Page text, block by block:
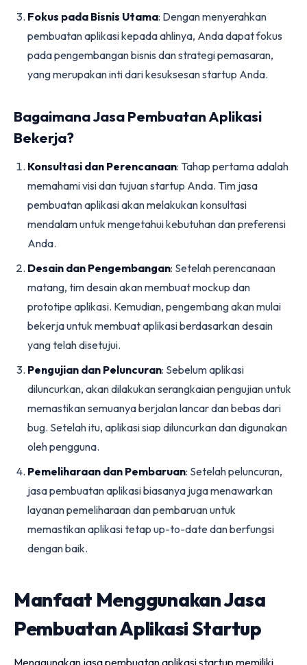
Fokus pada Bisnis Utama: Dengan menyerahkan
pembuatan aplikasi kepada ahlinya, Anda dapat fokus
pada pengembangan bisnis dan strategi pemasaran,
yang merupakan inti dari kesuksesan startup Anda.
Bagaimana Jasa Pembuatan Aplikasi
Bekerja?
Konsultasi dan Perencanaan: Tahap pertama adalah
memahami visi dan tujuan startup Anda. Tim jasa
pembuatan aplikasi akan melakukan konsultasi
mendalam untuk mengetahui kebutuhan dan preferensi
Anda.
Desain dan Pengembangan: Setelah perencanaan
matang, tim desain akan membuat mockup dan
prototipe aplikasi. Kemudian, pengembang akan mulai
bekerja untuk membuat aplikasi berdasarkan desain
yang telah disetujui.
Pengujian dan Peluncuran: Sebelum aplikasi
diluncurkan, akan dilakukan serangkaian pengujian untuk
memastikan semuanya berjalan lancar dan bebas dari
bug. Setelah itu, aplikasi siap diluncurkan dan digunakan
oleh pengguna.
Pemeliharaan dan Pembaruan: Setelah peluncuran,
jasa pembuatan aplikasi biasanya juga menawarkan
layanan pemeliharaan dan pembaruan untuk
memastikan aplikasi tetap up-to-date dan berfungsi
dengan baik.
Manfaat Menggunakan Jasa
Pembuatan Aplikasi Startup
Menggunakan jasa pembuatan aplikasi startup memiliki